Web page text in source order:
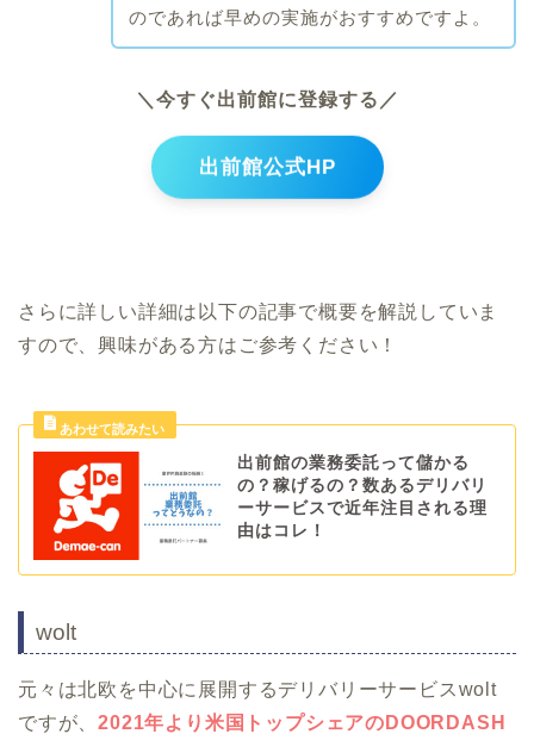
のであれば早めの実施がおすすめですよ。
＼今すぐ出前館に登録する／
出前館公式HP
さらに詳しい詳細は以下の記事で概要を解説していま
すので、興味がある方はご参考ください！
出前館の業務委託って儲かる
の？稼げるの？数あるデリバリ
ーサービスで近年注目される理
由はコレ！
wolt
元々は北欧を中心に展開するデリバリーサービスwolt
ですが、2021年より米国トップシェアのDOORDASH